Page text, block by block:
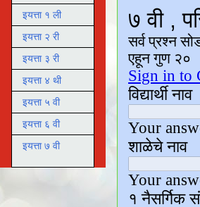
इयत्ता १ ली
इयत्ता २ री
इयत्ता ३ री
इयत्ता ४ थी
इयत्ता ५ वी
इयत्ता ६ वी
इयत्ता ७ वी